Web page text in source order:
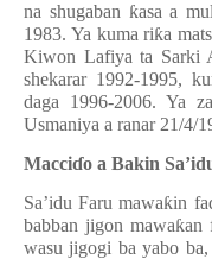
na shugaban ƙasaa
1983. Ya kuma riƙa
Kiwon Lafiya ta Sarki
shekarar 1992-1995,
daga 1996-2006.Ya
Usmaniya a ranar 21/4/
Macciɗo a Bakin
Sa’idu Faru mawaƙin
babban jigon mawaƙan
wasu jigogi ba yabo